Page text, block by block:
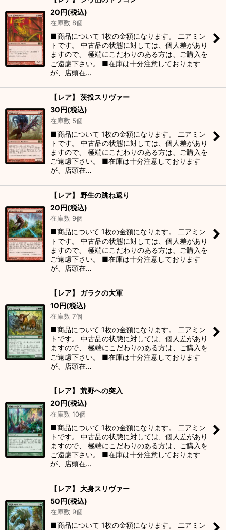
20円(税込)
在庫数 8個
■商品について 1枚の金額になります。 二アミン
トです。 中古品の状態に対しては、個人差があり
ますので、 極端にこだわりのある方は、ご購入を
ご遠慮下さい。 ■在庫は十分注意しております
が、店頭在…
【レア】 茨投スリヴァー
30円(税込)
在庫数 5個
■商品について 1枚の金額になります。 二アミン
トです。 中古品の状態に対しては、個人差があり
ますので、 極端にこだわりのある方は、ご購入を
ご遠慮下さい。 ■在庫は十分注意しております
が、店頭在…
【レア】 野生の跳ね返り
20円(税込)
在庫数 9個
■商品について 1枚の金額になります。 二アミン
トです。 中古品の状態に対しては、個人差があり
ますので、 極端にこだわりのある方は、ご購入を
ご遠慮下さい。 ■在庫は十分注意しております
が、店頭在…
【レア】 ガラクの大軍
10円(税込)
在庫数 7個
■商品について 1枚の金額になります。 二アミン
トです。 中古品の状態に対しては、個人差があり
ますので、 極端にこだわりのある方は、ご購入を
ご遠慮下さい。 ■在庫は十分注意しております
が、店頭在…
【レア】 荒野への突入
20円(税込)
在庫数 10個
■商品について 1枚の金額になります。 二アミン
トです。 中古品の状態に対しては、個人差があり
ますので、 極端にこだわりのある方は、ご購入を
ご遠慮下さい。 ■在庫は十分注意しております
が、店頭在…
【レア】 大身スリヴァー
50円(税込)
在庫数 9個
■商品について 1枚の金額になります。 二アミン